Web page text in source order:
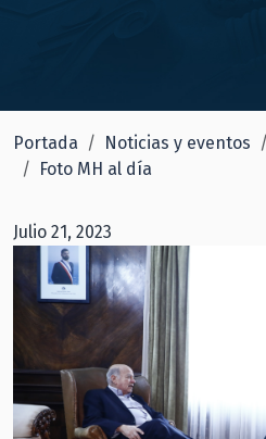
Portada Noticias y eventos
Foto MH al día
Julio 21, 2023